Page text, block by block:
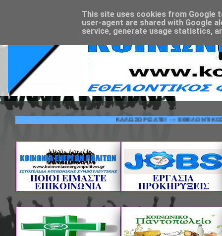
ΚΑΛΩΣΟΡΙΣΑΤΕ! --- ΕΘΕΛΟΝΤΙΚΟΣ
ΠΟΙΟΙ ΕΙΜΑΣΤΕ
ΕΠΙΚΟΙΝΩΝΙΑ
ΕΡΓΑΣΙΑ
ΠΡΟΚΗΡΥΞΕΙΣ
This site uses cookies from Google
user-agent are shared with Google
service, generate usage statistics,